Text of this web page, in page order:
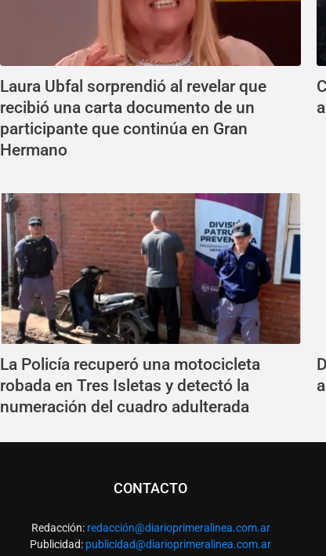
Laura Ubfal sorprendió al revelar que
recibió una carta documento de un
participante que continúa en Gran
Hermano
La Policía recuperó una motocicleta
robada en Tres Isletas y detectó la
numeración del cuadro adulterada
CONTACTO
Redacción: redacción@diarioprimeralinea.com.ar
Publicidad: publicidad@diarioprimeralinea.com.ar